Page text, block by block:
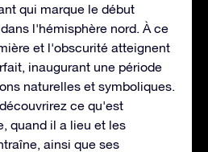
qui marque le début
l'hémisphère nord. À ce
et l'obscurité atteignent
inaugurant une période
naturelles et symboliques.
ce qu'est
quand il a lieu et les
ainsi que ses